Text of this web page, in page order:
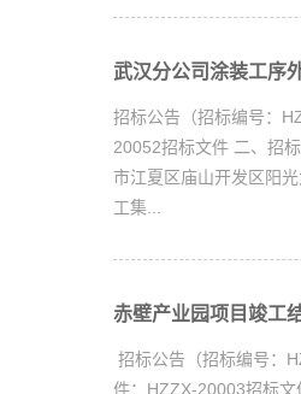
武汉分公司涂装工序
招标公告（招标编号：
20052招标文件 二、招
市江夏区庙山开发区阳
工集...
赤壁产业园项目竣工
招标公告（招标编号：
件：HZZX-20003招标